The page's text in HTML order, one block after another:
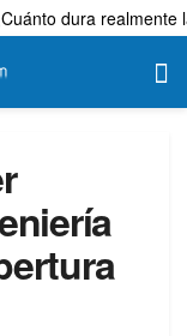
dura realmente